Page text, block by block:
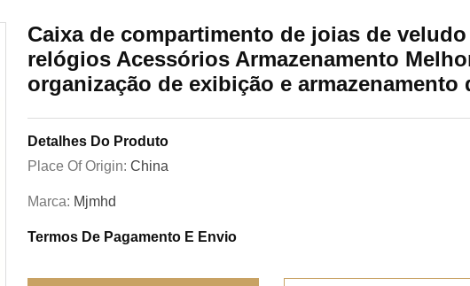
Caixa de compartimento de joias de
relógios Acessórios Armazenamento
organização de exibição e armazenamento
Detalhes Do Produto
Place Of Origin: China
Marca: Mjmhd
Termos De Pagamento E Envio